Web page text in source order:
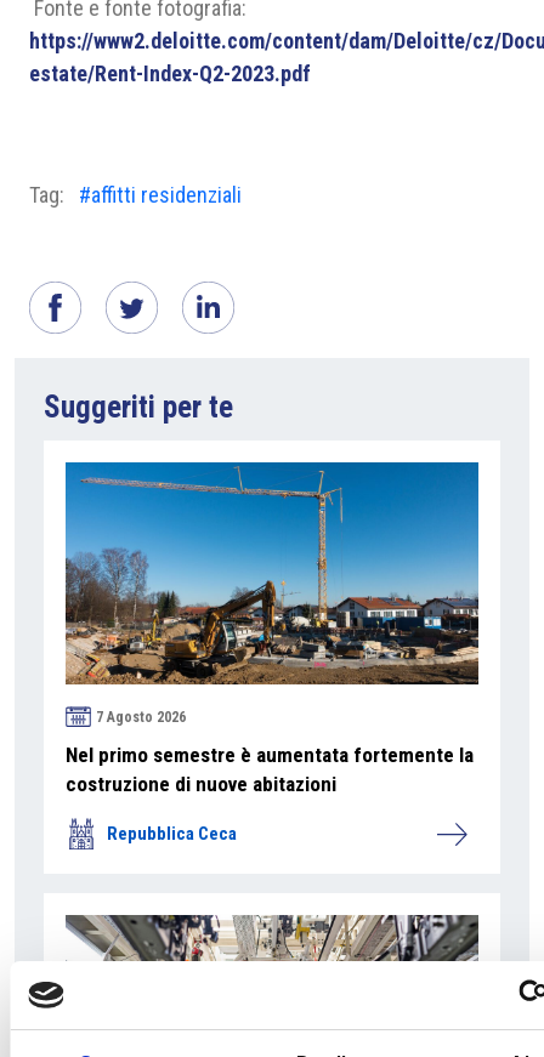
Fonte e fonte fotografia:
https://www2.deloitte.com/content/dam/Deloitte/cz/
estate/Rent-Index-Q2-2023.pdf
Tag: #affitti residenziali
Suggeriti per te
7 Agosto 2026
Nel primo semestre è aumentata fortemente la
costruzione di nuove abitazioni
Repubblica Ceca